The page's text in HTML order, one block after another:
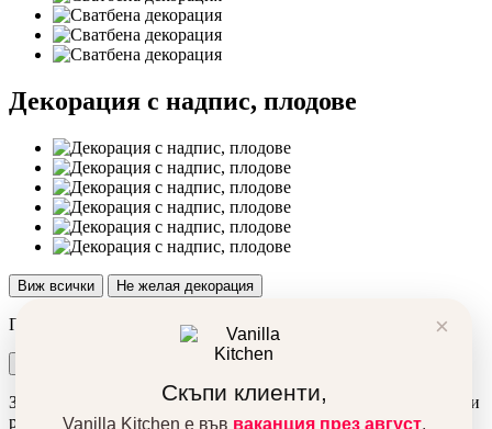
Декорация с надпис, плодове
Виж всички Не желая декорация
×
Скъпи клиенти,
Vanilla Kitchen е във ваканция през август.
Продуктът беше добавен в количката ви!
За да подобрим вашето преживяване, използваме бисквитки и
ресурси от трети сайтове. Използвайки сайта автоматично се